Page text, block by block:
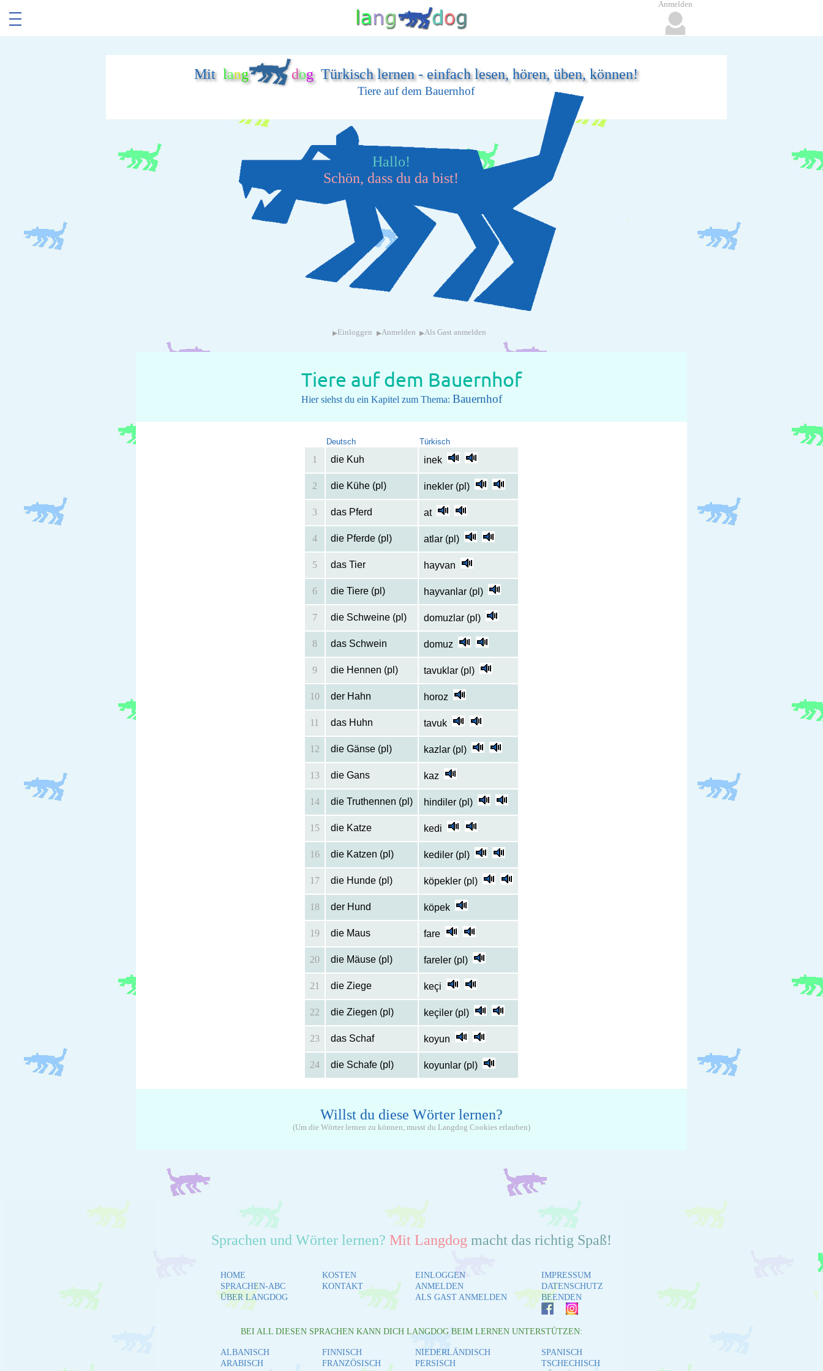
Mitlang dogTürkisch lernen - einfach lesen, hören, üben, können!
Tiere auf dem Bauernhof
Hallo!
Schön, dass du da bist!
▸ Einloggen ▸Anmelden ▸Als Gast anmelden
Tiere auf dem Bauernhof
Hier siehst du ein Kapitel zum Thema: Bauernhof
Deutsch Türkisch
1 die Kuh inek
2 die Kühe (pl) inekler (pl)
3 das Pferd at
4 die Pferde (pl) atlar (pl)
5 das Tier hayvan
6 die Tiere (pl) hayvanlar (pl)
7 die Schweine (pl) domuzlar (pl)
8 das Schwein domuz
9 die Hennen (pl) tavuklar (pl)
10 der Hahn horoz
11 das Huhn tavuk
12 die Gänse (pl) kazlar (pl)
13 die Gans kaz
14 die Truthennen (pl) hindiler (pl)
15 die Katze kedi
16 die Katzen (pl) kediler (pl)
17 die Hunde (pl) köpekler (pl)
18 der Hund köpek
19 die Maus fare
20 die Mäuse (pl) fareler (pl)
21 die Ziege keçi
22 die Ziegen (pl) keçiler (pl)
23 das Schaf koyun
24 die Schafe (pl) koyunlar (pl)
Willst du diese Wörter lernen?
(Um die Wörter lernen zu können, musst du Langdog Cookies erlauben)
Sprachen und Wörter lernen? Mit Langdog macht das richtig Spaß!
HOME
SPRACHEN-ABC
ÜBER LANGDOG
KOSTEN
KONTAKT
EINLOGGEN
ANMELDEN
ALS GAST ANMELDEN
IMPRESSUM
DATENSCHUTZ
BEENDEN
BEI ALL DIESEN SPRACHEN KANN DICH LANGDOG BEIM LERNEN UNTERSTÜTZEN:
ALBANISCH
ARABISCH
FINNISCH
FRANZÖSISCH
NIEDERLÄNDISCH
PERSISCH
SPANISCH
TSCHECHISCH
Anmelden